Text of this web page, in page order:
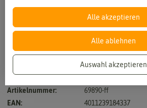
Artikelnummer:
69890-ff
EAN:
4011239184337
Alle akzeptieren
Alle ablehnen
Auswahl akzeptieren